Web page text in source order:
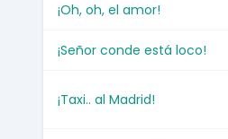
¡Oh, oh, el amor!
¡Señor conde está loco!
¡Taxi.. al Madrid!